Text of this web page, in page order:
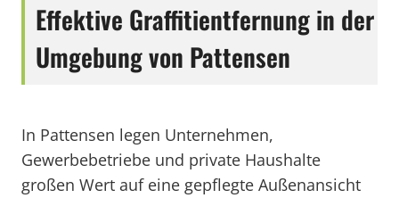
Effektive Graffitientfernung in der
Umgebung von Pattensen
In Pattensen legen Unternehmen,
Gewerbebetriebe und private Haushalte
großen Wert auf eine gepflegte Außenansicht